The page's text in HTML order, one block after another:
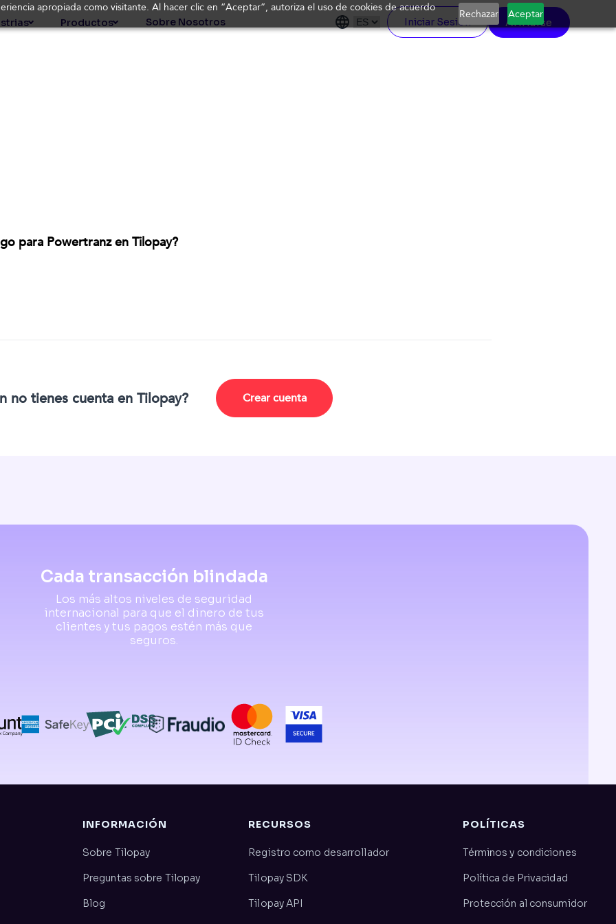
apropiada como visitante. Al hacer clic en “Aceptar”, autoriza el uso de cookies de acuerdo Rechazar Aceptar
Productos Sobre Nosotros Iniciar Sesión Afiliarse
para Powertranz en Tilopay?
no tienes cuenta en Tilopay? Crear cuenta
Cada transacción blindada
Los más altos niveles de seguridad
internacional para que el dinero de tus
clientes y tus pagos estén más que
seguros.
INFORMACIÓN
Sobre Tilopay
Preguntas sobre Tilopay
Blog
RECURSOS
Registro como desarrollador
Tilopay SDK
Tilopay API
POLÍTICAS
Términos y condiciones
Política de Privacidad
Protección al consumidor